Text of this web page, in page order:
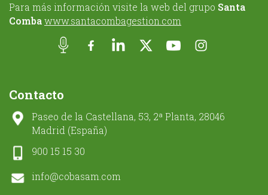
Para más información visite la web del grupo Santa
Combawww.santacombagestion.com
Contacto
Paseo de la Castellana, 53, 2ª Planta, 28046
Madrid (España)
900 15 15 30
info@cobasam.com